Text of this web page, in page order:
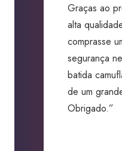
Graças ao
alta
comprasse
segurança
batida
de um
Obrigado.”